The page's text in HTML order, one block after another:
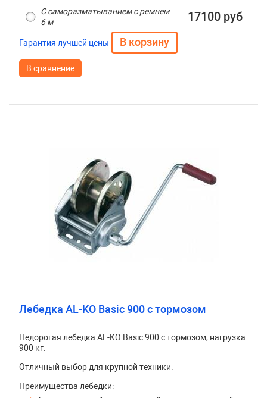
С саморазматыванием с ремнем
6 м
17100 руб
Гарантия лучшей цены
В сравнение
Лебедка AL-KO Basic 900 с тормозом
Недорогая лебедка AL-KO Basic 900 с тормозом, нагрузка
900 кг.
Отличный выбор для крупной техники.
Преимущества лебедки: